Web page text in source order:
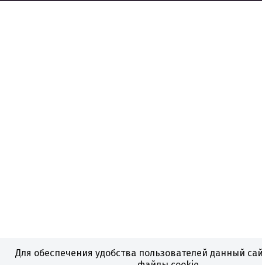
Для обеспечения удобства пользователей данный